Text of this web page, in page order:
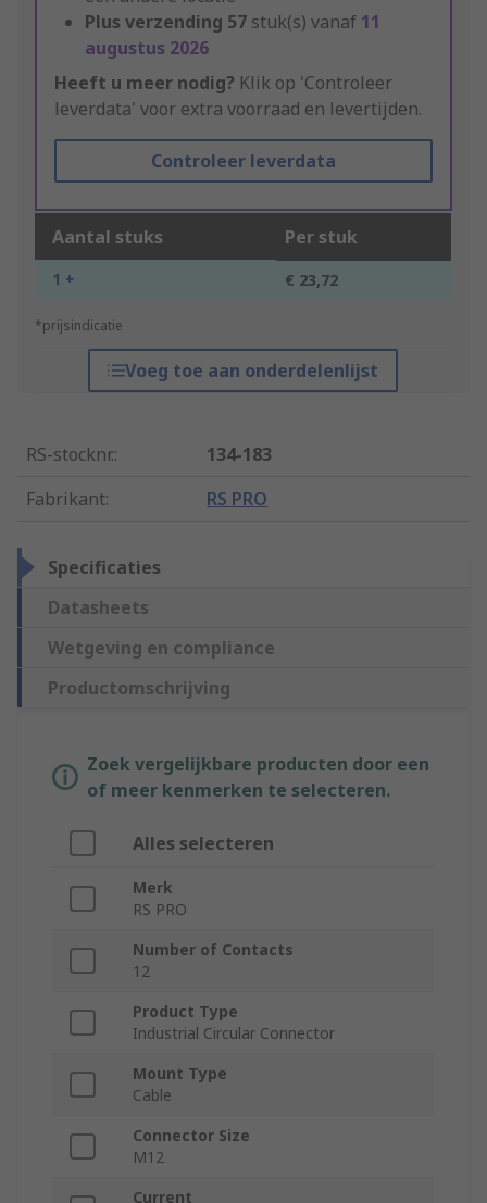
Plus verzending 57 stuk(s) vanaf 11
augustus 2026
Heeft u meer nodig? Klik op 'Controleer
leverdata' voor extra voorraad en levertijden.
Controleer leverdata
Aantal stuks Per stuk
1 + € 23,72
*prijsindicatie
Voeg toe aan onderdelenlijst
RS-stocknr.:
134-183
Fabrikant: RS PRO
Specificaties
Datasheets
Wetgeving en compliance
Productomschrijving
Zoek vergelijkbare producten door een
of meer kenmerken te selecteren.
Alles selecteren
Merk
RS PRO
Number of Contacts
12
Product Type
Industrial Circular Connector
Mount Type
Cable
Connector Size
M12
Current